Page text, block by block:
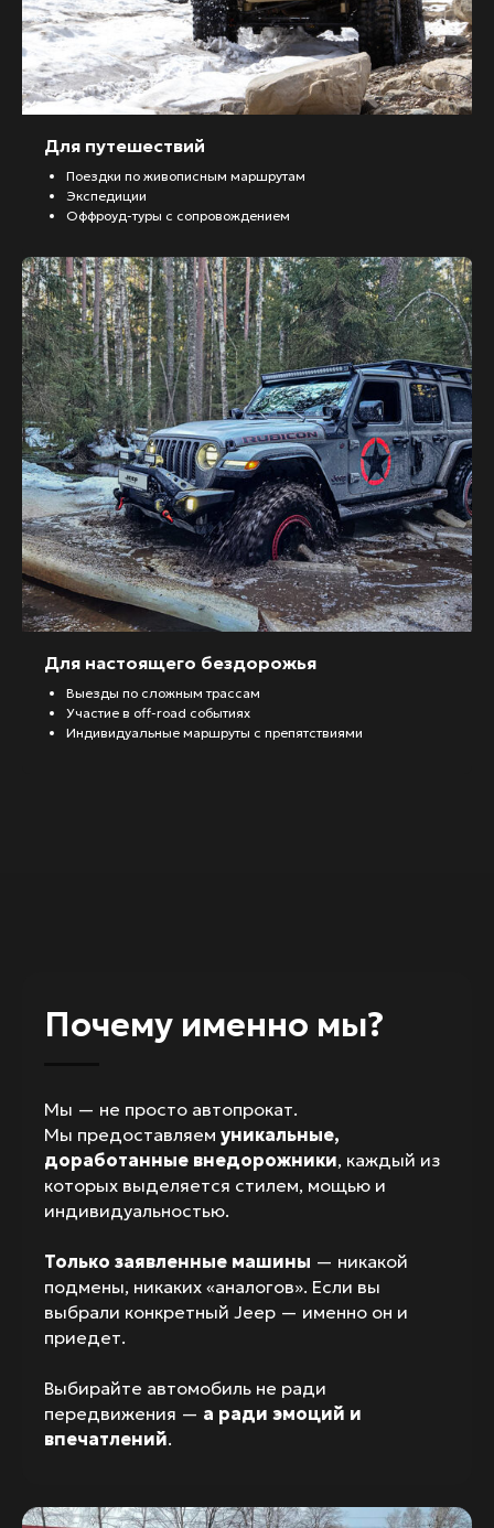
Для путешествий
Поездки по живописным маршрутам
Экспедиции
Оффроуд-туры с сопровождением
Для настоящего бездорожья
Выезды по сложным трассам
Участие в off-road событиях
Индивидуальные маршруты с препятствиями
Почему именно мы?
Мы — не просто автопрокат.
Мы предоставляем уникальные,
доработанные внедорожники, каждый из
которых выделяется стилем, мощью и
индивидуальностью.
Только заявленные машины — никакой
подмены, никаких «аналогов». Если вы
выбрали конкретный Jeep — именно он и
приедет.
Выбирайте автомобиль не ради
передвижения — а ради эмоций и
впечатлений.